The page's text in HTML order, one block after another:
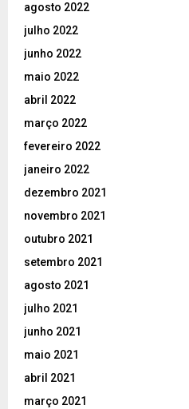
agosto 2022
julho 2022
junho 2022
maio 2022
abril 2022
março 2022
fevereiro 2022
janeiro 2022
dezembro 2021
novembro 2021
outubro 2021
setembro 2021
agosto 2021
julho 2021
junho 2021
maio 2021
abril 2021
março 2021